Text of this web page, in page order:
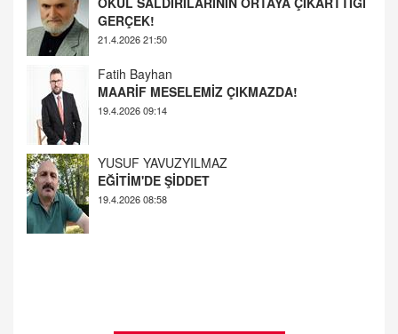
Fatih Bayhan
19.4.2026 09:14
19.4.2026 08:58